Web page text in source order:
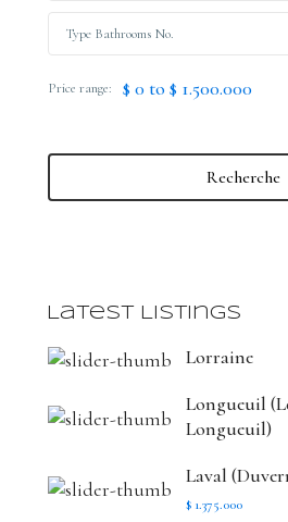
Price range: $ 0 to $ 1.500.000
Recherche
Latest Listings
Lorraine
Longueuil
Longueuil)
Laval
$ 1.375.000